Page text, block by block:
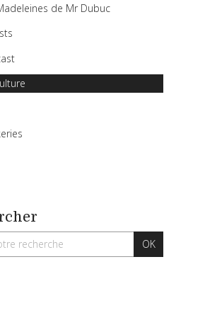
de Mr Dubuc